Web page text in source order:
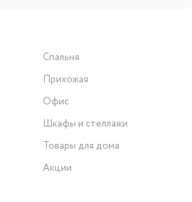
Спальня
Прихожая
Офис
Шкафы и стеллажи
Товары для дома
Акции